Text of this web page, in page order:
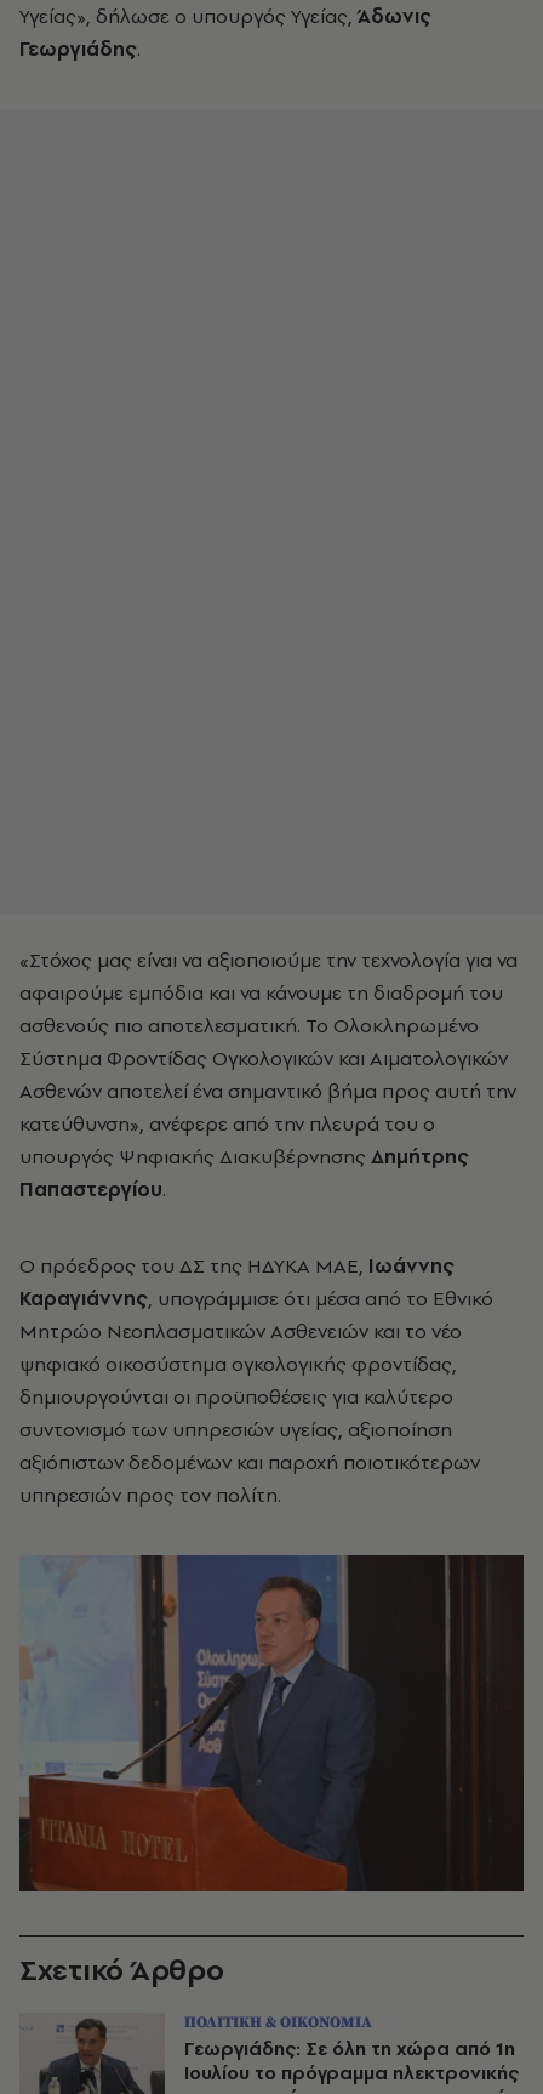
Υγείας», δήλωσε ο υπουργός Υγείας, Άδωνις
Γεωργιάδης.
«Στόχος μας είναι να αξιοποιούμε την τεχνολογία για να
αφαιρούμε εμπόδια και να κάνουμε τη διαδρομή του
ασθενούς πιο αποτελεσματική. Το Ολοκληρωμένο
Σύστημα Φροντίδας Ογκολογικών και Αιματολογικών
Ασθενών αποτελεί ένα σημαντικό βήμα προς αυτή την
κατεύθυνση», ανέφερε από την πλευρά του ο
υπουργός Ψηφιακής Διακυβέρνησης Δημήτρης
Παπαστεργίου.
Ο πρόεδρος του ΔΣ της ΗΔΥΚΑ ΜΑΕ, Ιωάννης
Καραγιάννης, υπογράμμισε ότι μέσα από το Εθνικό
Μητρώο Νεοπλασματικών Ασθενειών και το νέο
ψηφιακό οικοσύστημα ογκολογικής φροντίδας,
δημιουργούνται οι προϋποθέσεις για καλύτερο
συντονισμό των υπηρεσιών υγείας, αξιοποίηση
αξιόπιστων δεδομένων και παροχή ποιοτικότερων
υπηρεσιών προς τον πολίτη.
Σχετικό Άρθρο
ΠΟΛΙΤΙΚΗ & ΟΙΚΟΝΟΜΙΑ
Γεωργιάδης: Σε όλη τη χώρα από 1η
Ιουλίου το πρόγραμμα ηλεκτρονικής